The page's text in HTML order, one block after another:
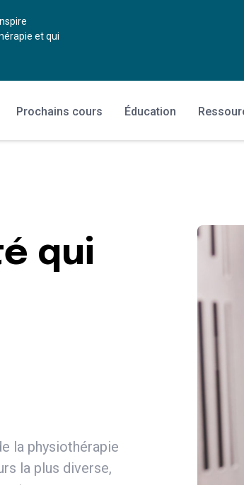
et qui
Prochains cours Éducation
qui
la physiothérapie
la plus diverse,